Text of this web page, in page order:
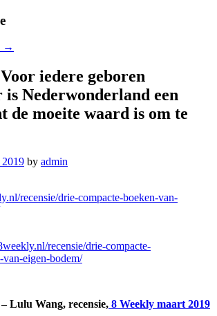
→
iedere geboren
is Nederwonderland een
de moeite waard is om te
2019 by admin
recensie/drie-compacte-boeken-van-
recensie/drie-compacte-
van-eigen-bodem/
Lulu Wang, recensie, 8 Weekly maart 2019